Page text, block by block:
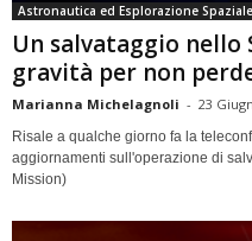
Astronautica ed Esplorazione Spaziale
Un salvataggio nello
gravità per non
Marianna Michelagnoli - 23
Risale a qualche giorno fa la
aggiornamenti sull'operazione di
Mission)